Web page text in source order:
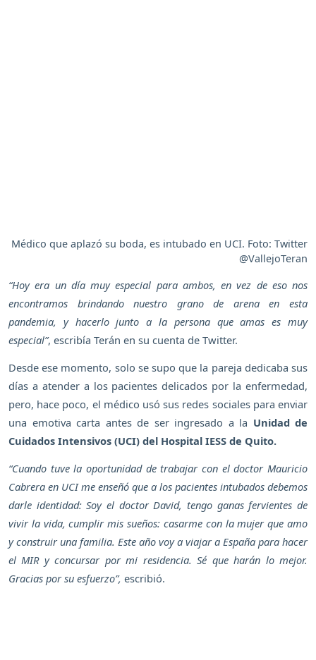
Médico que aplazó su boda, es intubado en UCI. Foto: Twitter
@VallejoTeran
“Hoy era un día muy especial para ambos, en vez de eso nos
encontramos brindando nuestro grano de arena en esta
pandemia, y hacerlo junto a la persona que amas es muy
especial”, escribía Terán en su cuenta de Twitter.
Desde ese momento, solo se supo que la pareja dedicaba sus
días a atender a los pacientes delicados por la enfermedad,
pero, hace poco, el médico usó sus redes sociales para enviar
una emotiva carta antes de ser ingresado a la Unidad de
Cuidados Intensivos (UCI) del Hospital IESS de Quito.
“Cuando tuve la oportunidad de trabajar con el doctor Mauricio
Cabrera en UCI me enseñó que a los pacientes intubados debemos
darle identidad: Soy el doctor David, tengo ganas fervientes de
vivir la vida, cumplir mis sueños: casarme con la mujer que amo
y construir una familia. Este año voy a viajar a España para hacer
el MIR y concursar por mi residencia. Sé que harán lo mejor.
Gracias por su esfuerzo”, escribió.